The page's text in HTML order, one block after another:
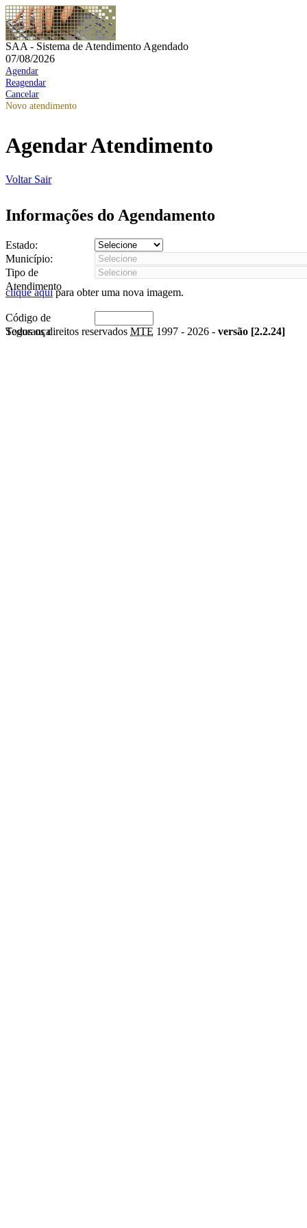
SAA - Sistema de Atendimento Agendado
07/08/2026
Agendar
Reagendar
Cancelar
Novo atendimento
Agendar Atendimento
Voltar Sair
Informações do Agendamento
Estado:
Município:
Tipo de
Atendimento
clique aquipara obter uma nova imagem.
Código de
Segurança
Todos os direitos reservados MTE 1997 - 2026 - versão [2.2.24]